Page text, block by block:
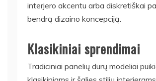
interjero akcentu arba diskretiškai
bendrą dizaino koncepciją.
Klasikiniai sprendimai
Tradiciniai panelių durų modeliai